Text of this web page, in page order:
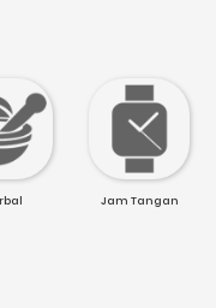
Jam Tangan